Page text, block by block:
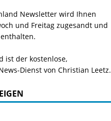
Newsletter wird Ihnen
und Freitag zugesandt und
ist der kostenlose,
Dienst von Christian Leetz.